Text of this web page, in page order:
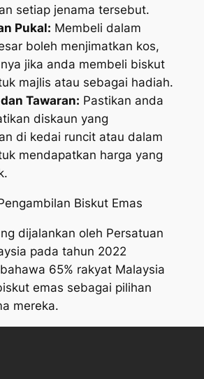
setiap jenama tersebut.
Pukal: Membeli dalam
boleh menjimatkan kos,
jika anda membeli biskut
majlis atau sebagai hadiah.
Tawaran: Pastikan anda
diskaun yang
di kedai runcit atau dalam
mendapatkan harga yang
Biskut Emas
dijalankan oleh Persatuan
pada tahun 2022
65% rakyat Malaysia
emas sebagai pilihan
mereka.